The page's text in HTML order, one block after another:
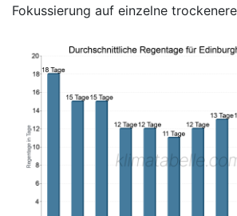
Fokussierung auf einzelne